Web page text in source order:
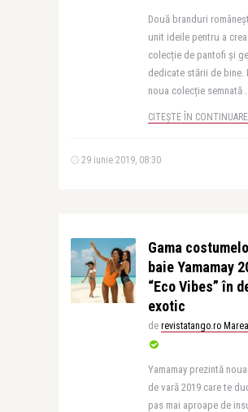
Două branduri
unit ideile pentru a
colecție de pantofi și
dedicate stării de bine.
noua colecție semnată ..
CITEȘTE ÎN CONTINUARE
29 iunie 2019, 08:30
Gama
baie Yamamay
“Eco Vibes” în
exotic
de revistatango.ro
Yamamay prezintă
de vară 2019 care te
pas mai aproape de